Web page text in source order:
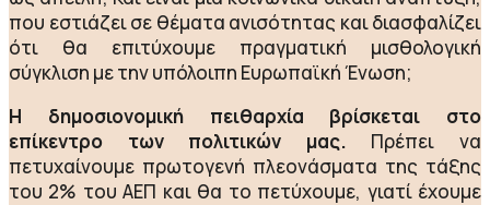
που εστιάζει σε θέματα ανισότητας και διασφαλίζει
ότι θα επιτύχουμε πραγματική μισθολογική
σύγκλιση με την υπόλοιπη Ευρωπαϊκή Ένωση;
Η δημοσιονομική πειθαρχία βρίσκεται στο
επίκεντρο των πολιτικών μας. Πρέπει να
πετυχαίνουμε πρωτογενή πλεονάσματα της τάξης
του 2% του ΑΕΠ και θα το πετύχουμε, γιατί έχουμε